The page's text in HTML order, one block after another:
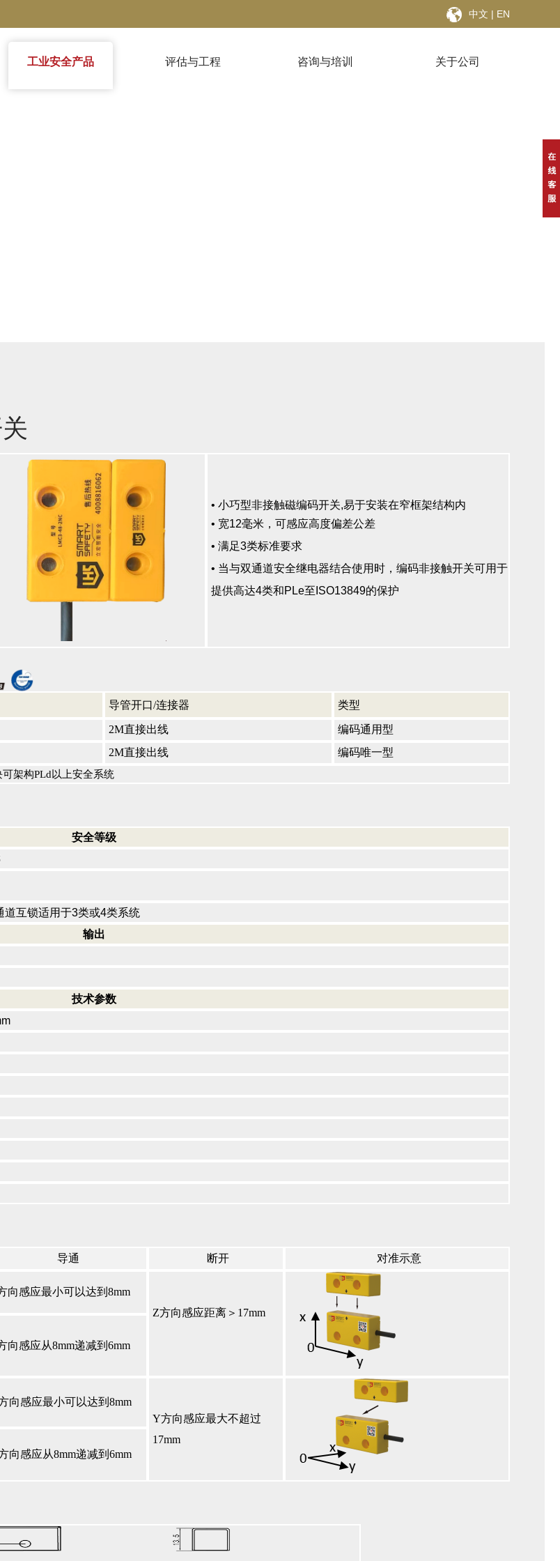
中文 | EN
工业安全产品 评估与工程 咨询与培训 关于公司
• 小巧型非接触磁编码开关,易于安装在窄框架结构内
• 宽12毫米，可感应高度偏差公差
• 满足3类标准要求
• 当与双通道安全继电器结合使用时，编码非接触开关可用于
提供高达4类和PLe至ISO13849的保护
导管开口/连接器 类型
2M直接出线
编码通用型
2M直接出线 编码唯一型
架构PLd以上安全系统
安全等级
道互锁适用于3类或4类系统
输出
技术参数
导通 断开 对准示意
向感应最⼩可以达到8mm
Z方向感应距离＞17mm
向感应从8mm递减到6mm
向感应最⼩可以达到8mm
Y⽅向感应最⼤不超过
17mm
向感应从8mm递减到6mm